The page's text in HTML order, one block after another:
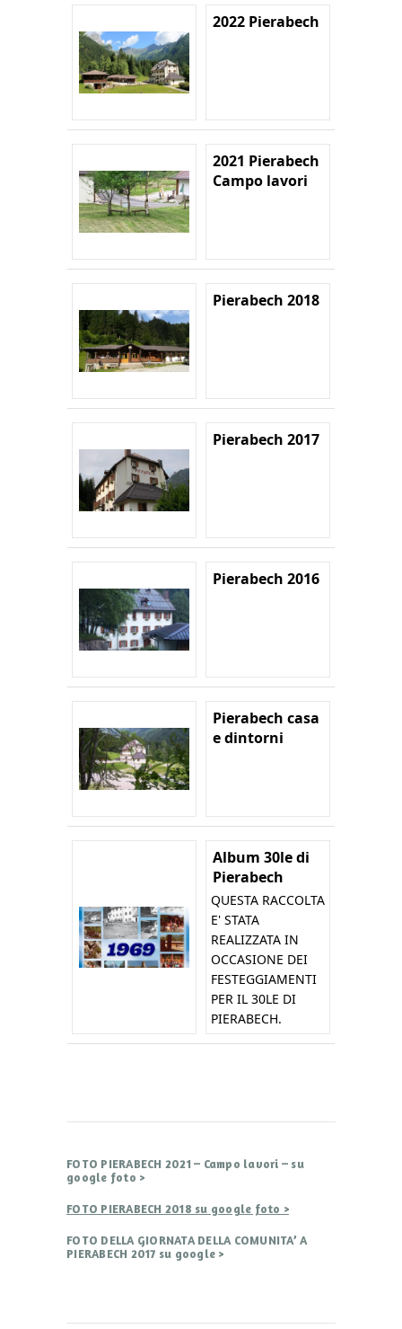
2022 Pierabech
2021 Pierabech
Campo lavori
Pierabech 2018
Pierabech 2017
Pierabech 2016
Pierabech casa
e dintorni
Album 30le di
Pierabech
QUESTA RACCOLTA
E' STATA
REALIZZATA IN
OCCASIONE DEI
FESTEGGIAMENTI
PER IL 30LE DI
PIERABECH.
FOTO PIERABECH 2021 – Campo lavori – su
google foto >
FOTO PIERABECH 2018 su google foto >
FOTO DELLA GIORNATA DELLA COMUNITA’ A
PIERABECH 2017 su google >